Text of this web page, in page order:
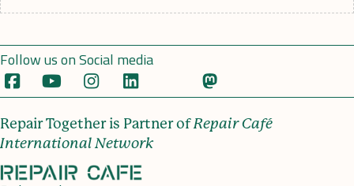
Follow us on Social media
Repair Together is Partner ofRepair Café
International Network